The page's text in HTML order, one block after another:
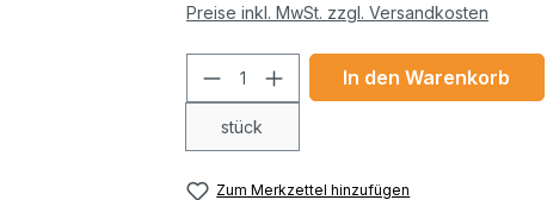
Preise inkl. MwSt. zzgl. Versandkosten
Produkt Anzahl: Gib den
stück
In den Warenkorb
Zum Merkzettel hinzufügen